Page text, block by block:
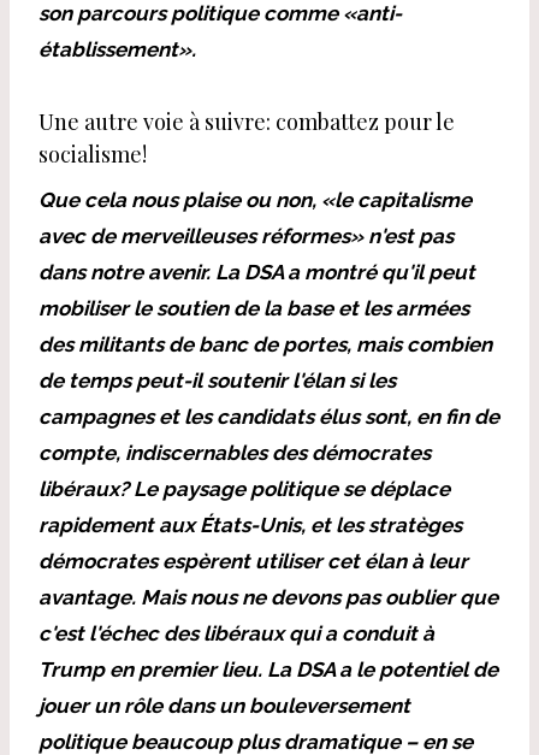
son parcours politique comme «anti-
établissement».
Une autre voie à suivre: combattez pour le
socialisme!
Que cela nous plaise ou non, «le capitalisme
avec de merveilleuses réformes» n'est pas
dans notre avenir. La DSA a montré qu'il peut
mobiliser le soutien de la base et les armées
des militants de banc de portes, mais combien
de temps peut-il soutenir l'élan si les
campagnes et les candidats élus sont, en fin de
compte, indiscernables des démocrates
libéraux? Le paysage politique se déplace
rapidement aux États-Unis, et les stratèges
démocrates espèrent utiliser cet élan à leur
avantage. Mais nous ne devons pas oublier que
c'est l'échec des libéraux qui a conduit à
Trump en premier lieu. La DSA a le potentiel de
jouer un rôle dans un bouleversement
politique beaucoup plus dramatique – en se